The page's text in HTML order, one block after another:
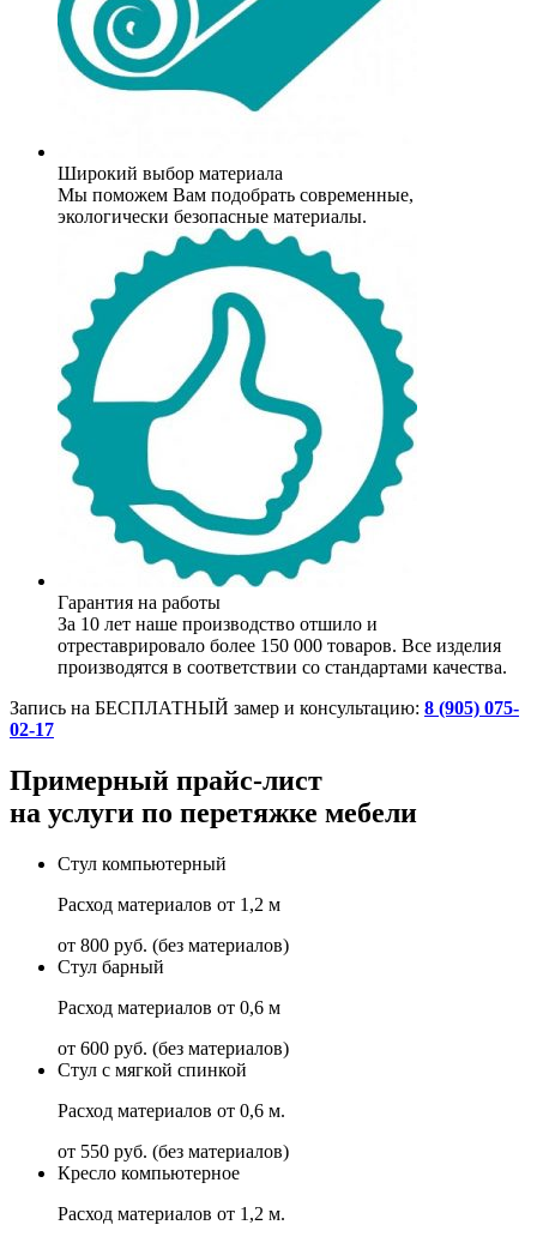
Широкий выбор материала
Мы поможем Вам подобрать современные,
экологически безопасные материалы.
Гарантия на работы
За 10 лет наше производство отшило и
отреставрировало более 150 000 товаров. Все изделия
производятся в соответствии со стандартами качества.
Запись на БЕСПЛАТНЫЙ замер и консультацию: 8 (905) 075-
02-17
Примерный прайс-лист
на услуги по перетяжке мебели
Стул компьютерный
Расход материалов от 1,2 м
от 800 руб. (без материалов)
Стул барный
Расход материалов от 0,6 м
от 600 руб. (без материалов)
Стул с мягкой спинкой
Расход материалов от 0,6 м.
от 550 руб. (без материалов)
Кресло компьютерное
Расход материалов от 1,2 м.